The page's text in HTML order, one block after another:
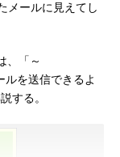
メールに見えてし
、「～
を送信できるよ
する。